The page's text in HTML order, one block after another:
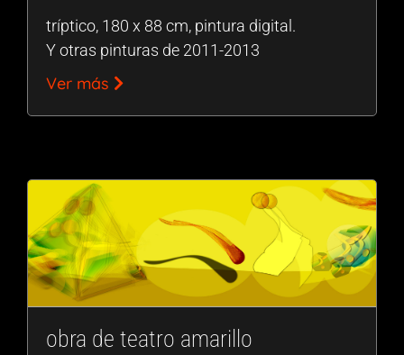
tríptico, 180 x 88 cm, pintura digital.
Y otras pinturas de 2011-2013
Ver más
obra de teatro amarillo